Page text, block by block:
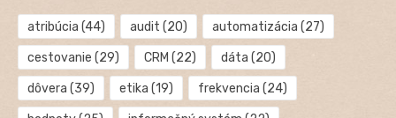
atribúcia (44) audit (20) automatizácia (27)
cestovanie (29) CRM (22) dáta (20)
dôvera (39) etika (19) frekvencia (24)